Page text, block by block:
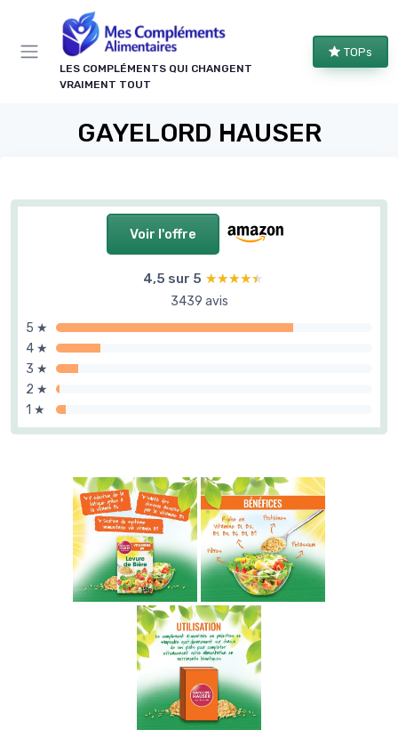
LES COMPLÉMENTS QUI CHANGENT
VRAIMENT TOUT
TOPs
GAYELORD HAUSER
Voir l'offre
4,5 sur 5 ★★★★★
★★★★★
3439 avis
5 ★
4 ★
3 ★
2 ★
1 ★
Panneau de gestion des cookies